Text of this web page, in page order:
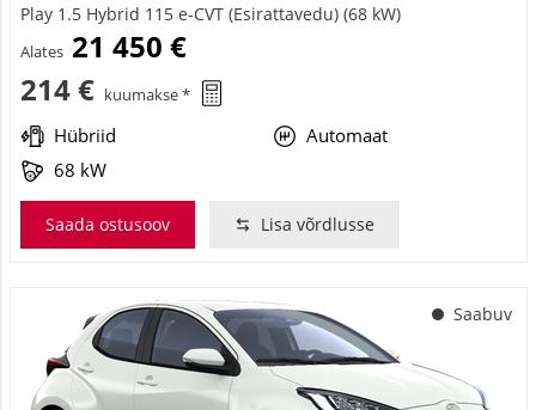
Play 1.5 Hybrid 115 e-CVT (Esirattavedu) (68 kW)
Alates 21 450 €
214 € kuumakse *
Hübriid
Automaat
68 kW
Saada ostusoov Lisa võrdlusse
Saabuv